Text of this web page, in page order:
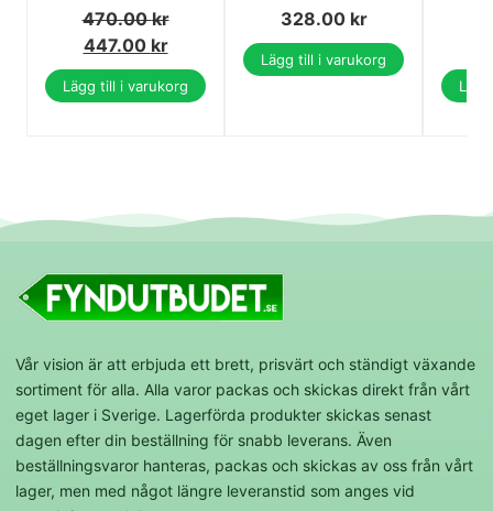
470.00kr
447.00 kr
Lägg till i varukorg
328.00 kr
Lägg till i varukorg
Vår vision är att erbjuda ett brett, prisvärt och ständigt växande
sortiment för alla. Alla varor packas och skickas direkt från vårt
eget lager i Sverige. Lagerförda produkter skickas senast
dagen efter din beställning för snabb leverans. Även
beställningsvaror hanteras, packas och skickas av oss från vårt
lager, men med något längre leveranstid som anges vid